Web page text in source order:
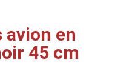
avion en
45 cm